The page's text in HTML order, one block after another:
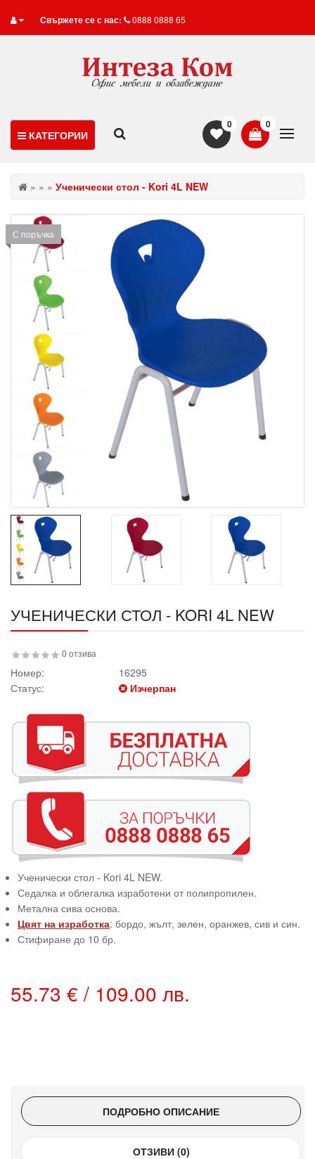
Свържете се с нас: 0888 0888 65
КАТЕГОРИИ
0
0
» » » Ученически стол - Kori 4L NEW
С поръчка
УЧЕНИЧЕСКИ СТОЛ - KORI 4L NEW
0 отзива
Номер:
16295
Статус:
Изчерпан
Ученически стол - Kori 4L NEW.
Седалка и облегалка изработени от полипропилен.
Метална сива основа.
Цвят на изработка: бордо, жълт, зелен, оранжев, сив и син.
Стифиране до 10 бр.
55.73 € / 109.00 лв.
ПОДРОБНО ОПИСАНИЕ
ОТЗИВИ (0)